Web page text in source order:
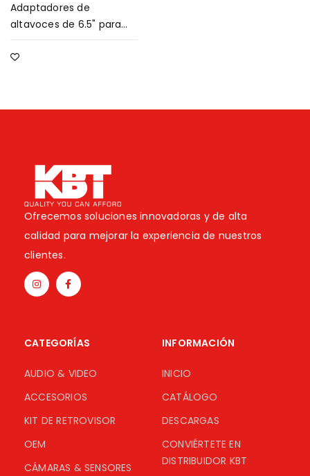
Adaptadores de
altavoces de 6.5" para
Hyundai y Kia
Ofrecemos soluciones innovadoras y de alta
calidad para mejorar la experiencia de nuestros
clientes.
CATEGORÍAS
AUDIO & VIDEO
ACCESORIOS
KIT DE RETROVISOR
OEM
CÁMARAS & SENSORES
INFORMACIÓN
INICIO
CATÁLOGO
DESCARGAS
CONVIÉRTETE EN
DISTRIBUIDOR KBT